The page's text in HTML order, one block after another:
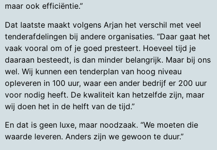
maar ook efficiëntie.”
Dat laatste maakt volgens Arjan het verschil met veel
tenderafdelingen bij andere organisaties. “Daar gaat het
vaak vooral om of je goed presteert. Hoeveel tijd je
daaraan besteedt, is dan minder belangrijk. Maar bij ons
wel. Wij kunnen een tenderplan van hoog niveau
opleveren in 100 uur, waar een ander bedrijf er 200 uur
voor nodig heeft. De kwaliteit kan hetzelfde zijn, maar
wij doen het in de helft van de tijd.”
En dat is geen luxe, maar noodzaak. “We moeten die
waarde leveren. Anders zijn we gewoon te duur.”